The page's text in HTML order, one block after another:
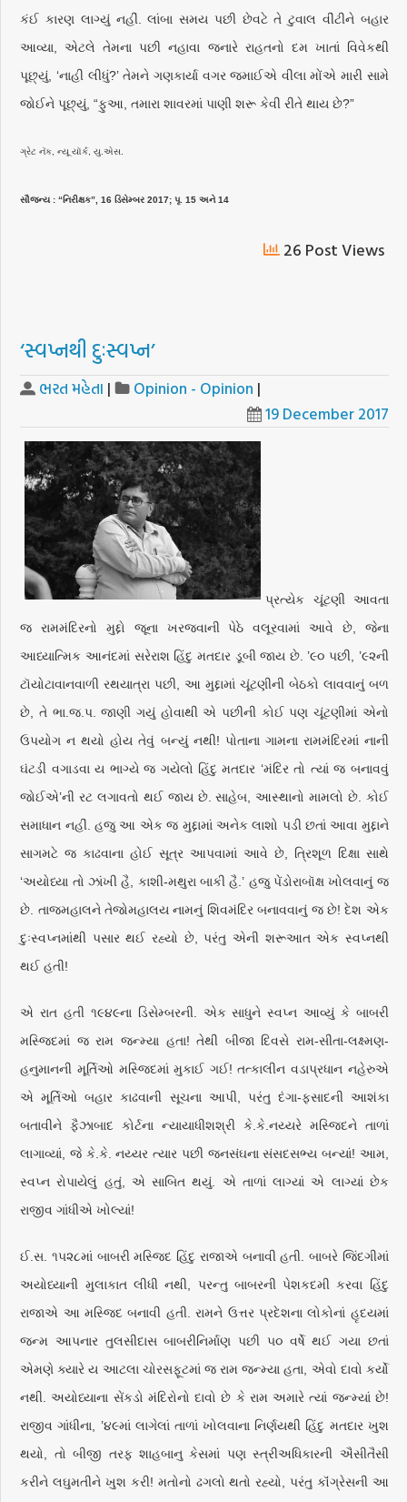
કંઈ કારણ લાગ્યું નહીં. લાંબા સમય પછી છેવટે તે ટુવાલ વીંટીને બહાર
આવ્યા, એટલે તેમના પછી નહાવા જનારે રાહતનો દમ ખાતાં વિવેકથી
પૂછ્યું, ‘નાહી લીધું?’ તેમને ગણકાર્યા વગર જમાઈએ વીલા મોંએ મારી સામે
જોઈને પૂછ્યું, “ફુઆ, તમારા શાવરમાં પાણી શરૂ કેવી રીતે થાય છે?”
ગ્રેટ નૅક, ન્યૂ યૉર્ક, યુ.એસ.
સૌજન્ય : “નિરીક્ષક”, 16 ડિસેમ્બર 2017; પૃ. 15 અને 14
26 Post Views
‘સ્વપ્નથી દુઃસ્વપ્ન’
ભરત મહેતા | Opinion - Opinion |
19 December 2017
પ્રત્યેક ચૂંટણી આવતા
જ રામમંદિરનો મુદ્દો જૂના ખરજવાની પેઠે વલૂરવામાં આવે છે, જેના
આધ્યાત્મિક આનંદમાં સરેરાશ હિંદુ મતદાર ડૂબી જાય છે. ’૯૦ પછી, ’૯૨ની
ટૉયોટાવાનવાળી રથયાત્રા પછી, આ મુદ્દામાં ચૂંટણીની બેઠકો લાવવાનું બળ
છે, તે ભા.જ.પ. જાણી ગયું હોવાથી એ પછીની કોઈ પણ ચૂંટણીમાં એનો
ઉપયોગ ન થયો હોય તેવું બન્યું નથી! પોતાના ગામના રામમંદિરમાં નાની
ઘંટડી વગાડવા ય ભાગ્યે જ ગયેલો હિંદુ મતદાર ‘મંદિર તો ત્યાં જ બનાવવું
જોઈએ’ની રટ લગાવતો થઈ જાય છે. સાહેબ, આસ્થાનો મામલો છે. કોઈ
સમાધાન નહીં. હજુ આ એક જ મુદ્દામાં અનેક લાશો પડી છતાં આવા મુદ્દાને
સાગમટે જ કાઢવાના હોઈ સૂત્ર આપવામાં આવે છે, ત્રિશૂળ દિક્ષા સાથે
‘અયોધ્યા તો ઝાંખી હૈ, કાશી-મથુરા બાકી હૈ.’ હજુ પેંડોરાબૉક્ષ ખોલવાનું જ
છે. તાજમહાલને તેજોમહાલય નામનું શિવમંદિર બનાવવાનું જ છે! દેશ એક
દુઃસ્વપ્નમાંથી પસાર થઈ રહ્યો છે, પરંતુ એની શરૂઆત એક સ્વપ્નથી
થઈ હતી!
એ રાત હતી ૧૯૪૯ના ડિસેમ્બરની. એક સાધુને સ્વપ્ન આવ્યું કે બાબરી
મસ્જિદમાં જ રામ જન્મ્યા હતા! તેથી બીજા દિવસે રામ-સીતા-લક્ષ્મણ-
હનુમાનની મૂર્તિઓ મસ્જિદમાં મુકાઈ ગઈ! તત્કાલીન વડાપ્રધાન નહેરુએ
એ મૂર્તિઓ બહાર કાઢવાની સૂચના આપી, પરંતુ દંગા-ફસાદની આશંકા
બતાવીને ફૈઝાબાદ કોર્ટના ન્યાયાધીશશ્રી કે.કે.નય્યરે મસ્જિદને તાળાં
લાગાવ્યાં, જે કે.કે. નય્યર ત્યાર પછી જનસંઘના સંસદસભ્ય બન્યાં! આમ,
સ્વપ્ન રોપાયેલું હતું, એ સાબિત થયું. એ તાળાં લાગ્યાં એ લાગ્યાં છેક
રાજીવ ગાંધીએ ખોલ્યાં!
ઈ.સ. ૧૫૨૮માં બાબરી મસ્જિદ હિંદુ રાજાએ બનાવી હતી. બાબરે જિંદગીમાં
અયોધ્યાની મુલાકાત લીધી નથી, પરન્તુ બાબરની પેશકદમી કરવા હિંદુ
રાજાએ આ મસ્જિદ બનાવી હતી. રામને ઉત્તર પ્રદેશના લોકોનાં હૃદયમાં
જન્મ આપનાર તુલસીદાસ બાબરીનિર્માણ પછી ૫૦ વર્ષે થઈ ગયા છતાં
એમણે ક્યારે ય આટલા ચોરસફૂટમાં જ રામ જન્મ્યા હતા, એવો દાવો કર્યો
નથી. અયોધ્યાના સેંકડો મંદિરોનો દાવો છે કે રામ અમારે ત્યાં જન્મ્યાં છે!
રાજીવ ગાંધીના, ’૪૯માં લાગેલાં તાળાં ખોલવાના નિર્ણયથી હિંદુ મતદાર ખુશ
થયો, તો બીજી તરફ શાહબાનુ કેસમાં પણ સ્ત્રીઅધિકારની ઐસીતૈસી
કરીને લઘુમતીને ખુશ કરી! મતોનો ઢગલો થતો રહ્યો, પરંતુ કૉંગ્રેસની આ